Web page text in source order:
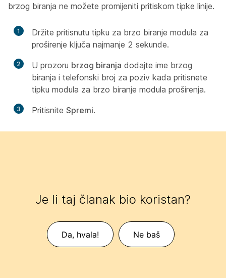
brzog biranja ne možete promijeniti pritiskom tipke linije.
1
Držite pritisnutu tipku za brzo biranje modula za
proširenje ključa najmanje 2 sekunde.
2 U prozoru brzog biranja dodajte ime brzog
biranja i telefonski broj za poziv kada pritisnete
tipku modula za brzo biranje modula proširenja.
3 Pritisnite Spremi.
Je li taj članak bio koristan?
Da, hvala! Ne baš